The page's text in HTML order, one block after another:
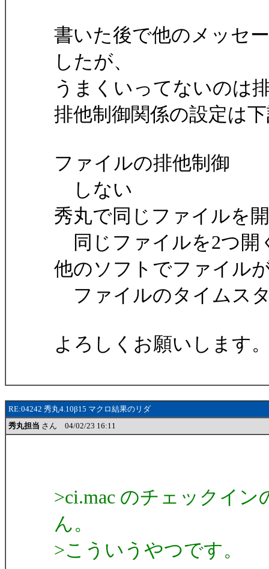
書いた後で他のメッセ
したが、
うまくいってないのは
排他制御関係の設定は
ファイルの排他制御
しない
秀丸で同じファイルを
同じファイルを2つ開
他のソフトでファイル
ファイルのタイムス
よろしくお願いします
RE:04242 秀丸4.10β15 マクロ結果のリダ
秀丸担当 さん 04/02/23 16:11
>ci.mac のチェックイ
ん。
>こういうやつです。